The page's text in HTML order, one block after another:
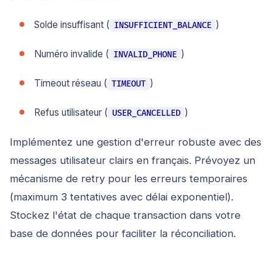
Solde insuffisant ( INSUFFICIENT_BALANCE )
Numéro invalide ( INVALID_PHONE )
Timeout réseau ( TIMEOUT )
Refus utilisateur ( USER_CANCELLED )
Implémentez une gestion d'erreur robuste avec des
messages utilisateur clairs en français. Prévoyez un
mécanisme de retry pour les erreurs temporaires
(maximum 3 tentatives avec délai exponentiel).
Stockez l'état de chaque transaction dans votre
base de données pour faciliter la réconciliation.